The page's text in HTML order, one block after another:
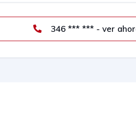
346 *** *** - ver